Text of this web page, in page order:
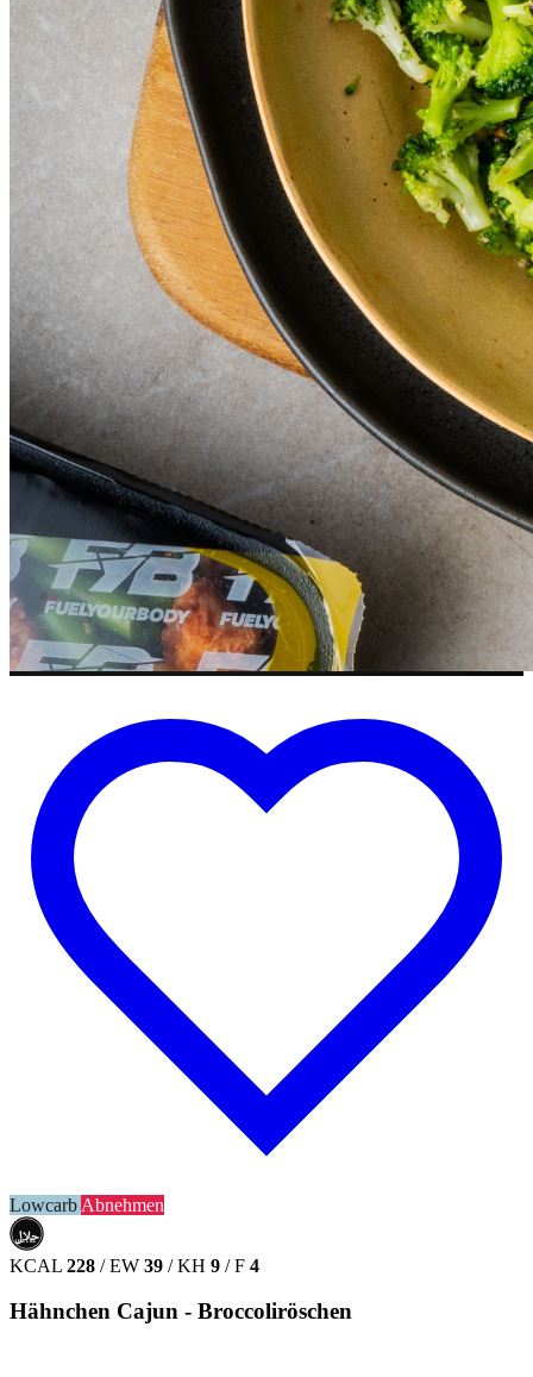
Lowcarb Abnehmen
حلال
HALAL
KCAL 228 / EW 39 / KH 9 / F 4
Hähnchen Cajun - Broccoliröschen